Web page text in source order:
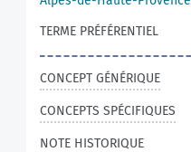
TERME PRÉFÉRENTIEL
CONCEPT GÉNÉRIQUE
CONCEPTS SPÉCIFIQUES
NOTE HISTORIQUE